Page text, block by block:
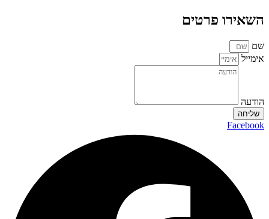
השאירו פרטים
שם
אימייל
הודעה
שליחה
Facebook